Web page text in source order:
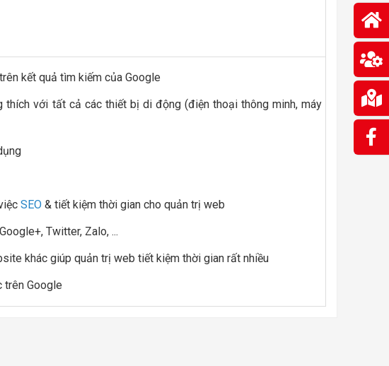
kết quả tìm kiếm của Google
với tất cả các thiết bị di động (điện thoại thông minh, máy
SEO & tiết kiệm thời gian cho quản trị web
Twitter, Zalo, ...
khác giúp quản trị web tiết kiệm thời gian rất nhiều
trên Google